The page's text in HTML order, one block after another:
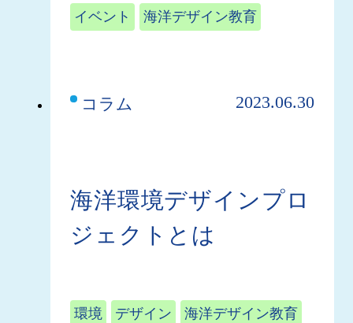
イベント 海洋デザイン教育
コラム 2023.06.30
海洋環境デザインプロ
ジェクトとは
環境 デザイン 海洋デザイン教育